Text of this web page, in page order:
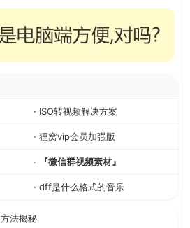
· ISO转视频解决方案
· 狸窝vip会员加强版
· 『微信群视频素材』
· dff是什么格式的音乐
法揭秘